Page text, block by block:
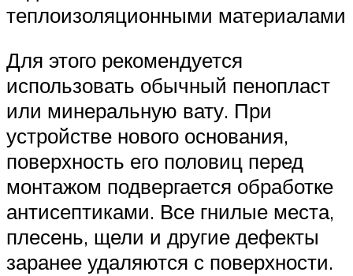
теплоизоляционными материалами
Для этого рекомендуется
использовать обычный пенопласт
или минеральную вату. При
устройстве нового основания,
поверхность его половиц перед
монтажом подвергается обработке
антисептиками. Все гнилые места,
плесень, щели и другие дефекты
заранее удаляются с поверхности.